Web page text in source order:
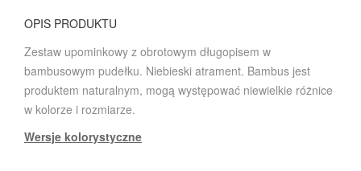
OPIS PRODUKTU
Zestaw upominkowy z obrotowym długopisem w
bambusowym pudełku. Niebieski atrament. Bambus jest
produktem naturalnym, mogą występować niewielkie różnice
w kolorze i rozmiarze.
Wersje kolorystyczne